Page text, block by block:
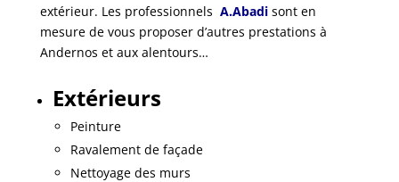
extérieur. Les professionnels A.Abadisont en
mesure de vous proposer d’autres prestations à
Andernos et aux alentours…
Extérieurs
Peinture
Ravalement de façade
Nettoyage des murs